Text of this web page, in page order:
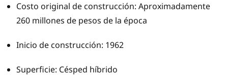
Costo original de construcción: Aproximadamente
260 millones de pesos de la época
Inicio de construcción: 1962
Superficie: Césped híbrido